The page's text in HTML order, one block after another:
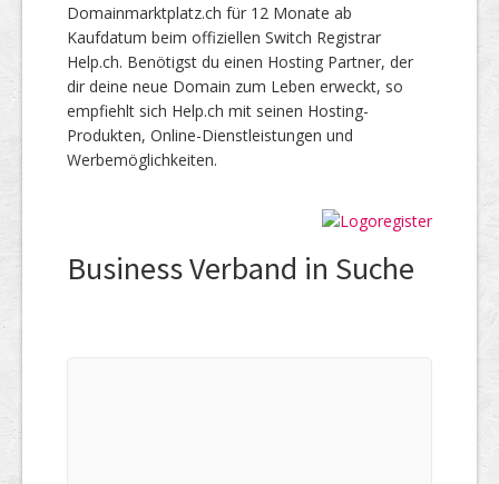
Domainmarktplatz.ch für 12 Monate ab
Kaufdatum beim offiziellen Switch Registrar
Help.ch. Benötigst du einen Hosting Partner, der
dir deine neue Domain zum Leben erweckt, so
empfiehlt sich Help.ch mit seinen Hosting-
Produkten, Online-Dienstleistungen und
Werbemöglichkeiten.
Business Verband in Suche